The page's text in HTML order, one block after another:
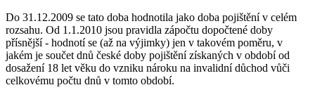
Do 31.12.2009 se tato doba hodnotila jako doba pojištění v celém
rozsahu. Od 1.1.2010 jsou pravidla zápočtu dopočtené doby
přísnější - hodnotí se (až na výjimky) jen v takovém poměru, v
jakém je součet dnů české doby pojištění získaných v období od
dosažení 18 let věku do vzniku nároku na invalidní důchod vůči
celkovému počtu dnů v tomto období.